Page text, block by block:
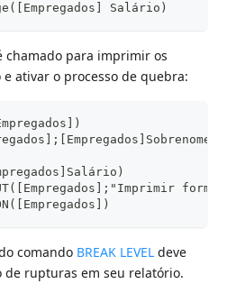
Salário)
chamado para imprimir os
ativar o processo de quebra:
comando BREAK LEVEL deve
de rupturas em seu relatório.